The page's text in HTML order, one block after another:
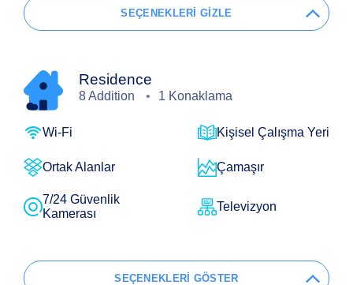
SEÇENEKLERİ GİZLE
Residence
8 Addition 1 Konaklama
Wi-Fi Kişisel Çalışma Yeri
Ortak Alanlar Çamaşır
7/24 Güvenlik
Kamerası
Televizyon
SEÇENEKLERİ GÖSTER